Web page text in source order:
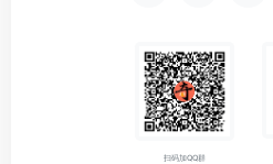
扫码加QQ群